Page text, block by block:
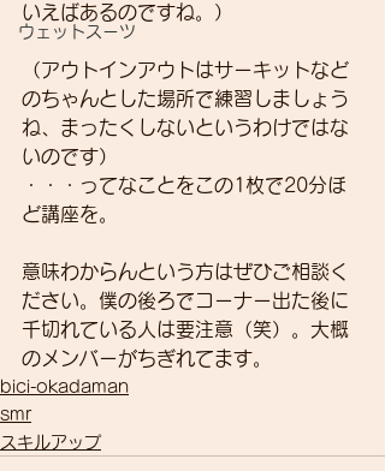
ウェットスーツ
いえばあるのですね。）
（アウトインアウトはサーキットなど
のちゃんとした場所で練習しましょう
ね、まったくしないというわけではな
いのです）
・・・ってなことをこの1枚で20分ほ
ど講座を。
意味わからんという方はぜひご相談く
ださい。僕の後ろでコーナー出た後に
千切れている人は要注意（笑）。大概
のメンバーがちぎれてます。
bici-okadaman
smr
スキルアップ